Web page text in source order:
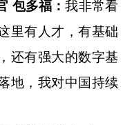
包多福：我非常看
里有人才，有基础
还有强大的数字基
地，我对中国持续